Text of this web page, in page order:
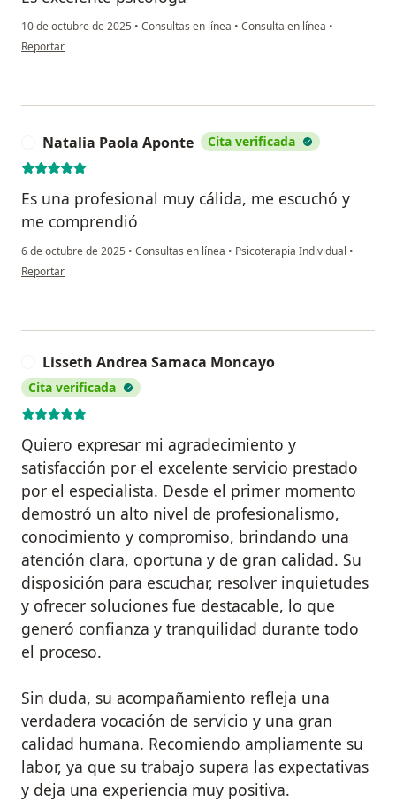
10 de octubre de 2025 • Consultas en línea • Consulta en línea •
en opinión del usuario Angie Ramírez
Reportar
Natalia Paola Aponte Cita verificada
Es una profesional muy cálida, me escuchó y
me comprendió
6 de octubre de 2025 • Consultas en línea • Psicoterapia Individual •
en opinión del usuario Natalia Paola Aponte
Reportar
Lisseth Andrea Samaca Moncayo
Cita verificada
Quiero expresar mi agradecimiento y
satisfacción por el excelente servicio prestado
por el especialista. Desde el primer momento
demostró un alto nivel de profesionalismo,
conocimiento y compromiso, brindando una
atención clara, oportuna y de gran calidad. Su
disposición para escuchar, resolver inquietudes
y ofrecer soluciones fue destacable, lo que
generó confianza y tranquilidad durante todo
el proceso.
Sin duda, su acompañamiento refleja una
verdadera vocación de servicio y una gran
calidad humana. Recomiendo ampliamente su
labor, ya que su trabajo supera las expectativas
y deja una experiencia muy positiva.